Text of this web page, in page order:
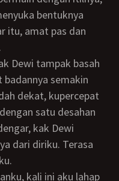
bentuknya
itu, amat pas dan
semakin
dekat, kupercepat
satu desahan
kak Dewi
dari diriku. Terasa